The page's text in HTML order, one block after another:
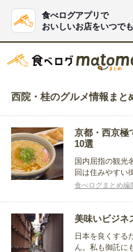
食べログアプリで
おいしいお店をいつで
西院・桂のグルメ情報まと
京都・西京極
10選
国内屈指の観光
回は住みやすい
周辺で、ランチ
食べログまとめ編
美味いビジネ
日本を良くする
ん。私も御託に